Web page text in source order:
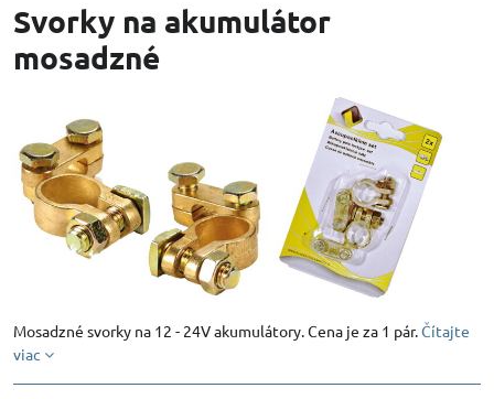
Svorky na akumulátor
mosadzné
Mosadzné svorky na 12 - 24V akumulátory. Cena je za 1 pár.Čítajte
viac